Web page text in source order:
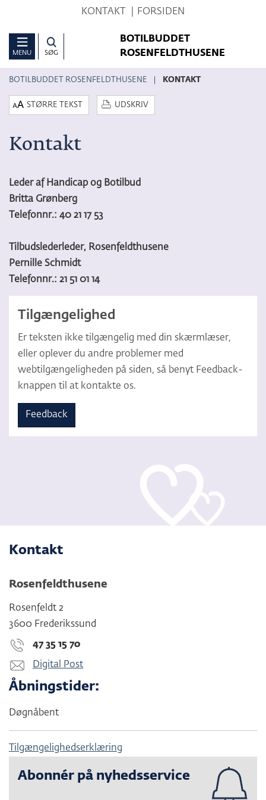
Hop
sidens
indhold
KONTAKT FORSIDEN
MENU SØG
BOTILBUDDET
ROSENFELDTHUSENE
BOTILBUDDET ROSENFELDTHUSENE KONTAKT
STØRRE TEKST UDSKRIV
Kontakt
Leder af Handicap og Botilbud
Britta Grønberg
Telefonnr.: 40 21 17 53
Tilbudslederleder, Rosenfeldthusene
Pernille Schmidt
Telefonnr.: 21 51 01 14
Tilgængelighed
Er teksten ikke tilgængelig med din skærmlæser,
eller oplever du andre problemer med
webtilgængeligheden på siden, så benyt Feedback-
knappen til at kontakte os.
Feedback
Kontakt
Rosenfeldthusene
Rosenfeldt 2
3600 Frederikssund
47 35 15 70
Digital Post
Åbningstider:
Døgnåbent
Tilgængelighedserklæring
Abonnér på nyhedsservice